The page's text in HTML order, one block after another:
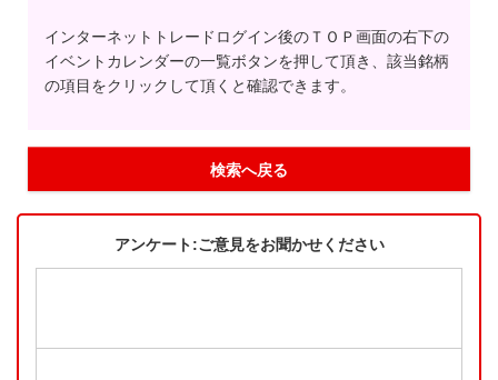
インターネットトレードログイン後のＴＯＰ画面の右下の
イベントカレンダーの一覧ボタンを押して頂き、該当銘柄
の項目をクリックして頂くと確認できます。
検索へ戻る
アンケート:ご意見をお聞かせください